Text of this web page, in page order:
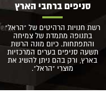
סניפים ברחבי הארץ
רשת חנויות הרהיטים של "הראל"
בתנופה מתמדת של צמיחה
והתפתחות. כיום מונה הרשת
תשעה סניפים בערים המרכזיות
בארץ, ורק בהם ניתן להשיג את
מוצרי "הראל".